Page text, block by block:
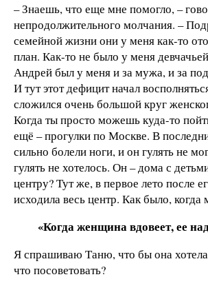
– Знаешь, что еще мне помогло, –
непродолжительного молчания. –
семейной жизни они у меня как-то
план. Как-то не было у меня
Андрей был у меня и за мужа, и за
И тут этот дефицит начал
сложился очень большой круг
Когда ты просто можешь куда-то
ещё – прогулки по Москве. В
сильно болели ноги, и он гулять не
гулять не хотелось. Он – дома с
центру? Тут же, в первое лето после
исходила весь центр. Как было,
«Когда женщина вдовеет, ее
Я спрашиваю Таню, что бы она хотела
что посоветовать?